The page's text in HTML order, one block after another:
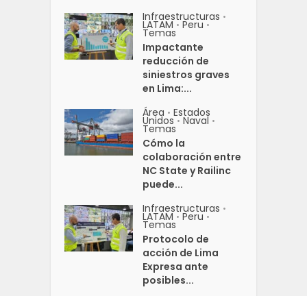
Infraestructuras •
LATAM • Peru •
Temas
Impactante
reducción de
siniestros graves
en Lima:...
Área • Estados
Unidos • Naval •
Temas
Cómo la
colaboración entre
NC State y Railinc
puede...
Infraestructuras •
LATAM • Peru •
Temas
Protocolo de
acción de Lima
Expresa ante
posibles...